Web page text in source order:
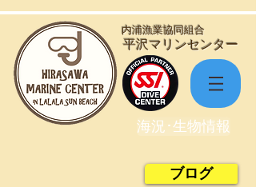
​平沢マリンセンター
​内浦漁業協同組合
海況･生物情報
ブログ